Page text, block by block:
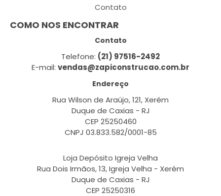
Contato
COMO NOS ENCONTRAR
Contato
Telefone: (21) 97516-2492
E-mail: vendas@zapiconstrucao.com.br
Endereço
Rua Wilson de Araújo, 121, Xerém
Duque de Caxias - RJ
CEP 25250460
CNPJ 03.833.582/0001-85
Loja Depósito Igreja Velha
Rua Dois Irmãos, 13, Igreja Velha - Xerém
Duque de Caxias - RJ
CEP 25250316